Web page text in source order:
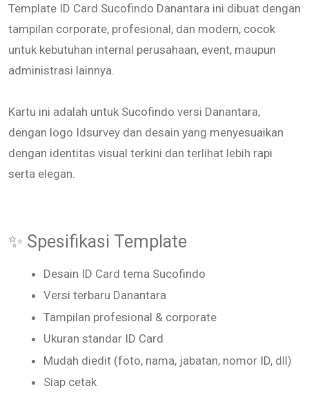
Template ID Card Sucofindo Danantara ini dibuat dengan
tampilan corporate, profesional, dan modern, cocok
untuk kebutuhan internal perusahaan, event, maupun
administrasi lainnya.
Kartu ini adalah untuk Sucofindo versi Danantara,
dengan logo Idsurvey dan desain yang menyesuaikan
dengan identitas visual terkini dan terlihat lebih rapi
serta elegan.
✨ Spesifikasi Template
Desain ID Card tema Sucofindo
Versi terbaru Danantara
Tampilan profesional & corporate
Ukuran standar ID Card
Mudah diedit (foto, nama, jabatan, nomor ID, dll)
Siap cetak